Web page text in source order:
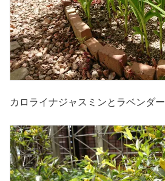
カロライナジャスミンとラベンダー